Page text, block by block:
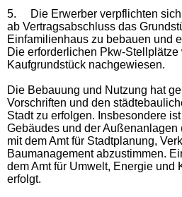
5.
Die Erwerber verpflichten
ab Vertragsabschluss das
Einfamilienhaus zu bebauen und
Die erforderlichen Pkw-Stellplätze
Kaufgrundstück nachgewiesen.
Die Bebauung und Nutzung hat
Vorschriften und den
Stadt zu erfolgen. Insbesondere
Gebäudes und der
mit dem Amt für Stadtplanung,
Baumanagement abzustimmen.
dem Amt für Umwelt, Energie und
erfolgt.